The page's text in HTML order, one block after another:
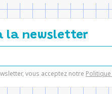
la newsletter
vous acceptez notre